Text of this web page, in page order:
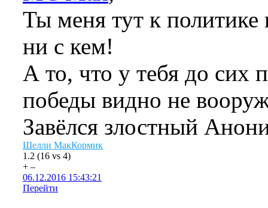
Ты меня тут к политике
ни с кем!
А то, что у тебя до сих
победы видно не
Завёлся злостный
Шелли МакКормик
1.2 (16 vs 4)
+ –
06.12.2016 15:43:21
Перейти